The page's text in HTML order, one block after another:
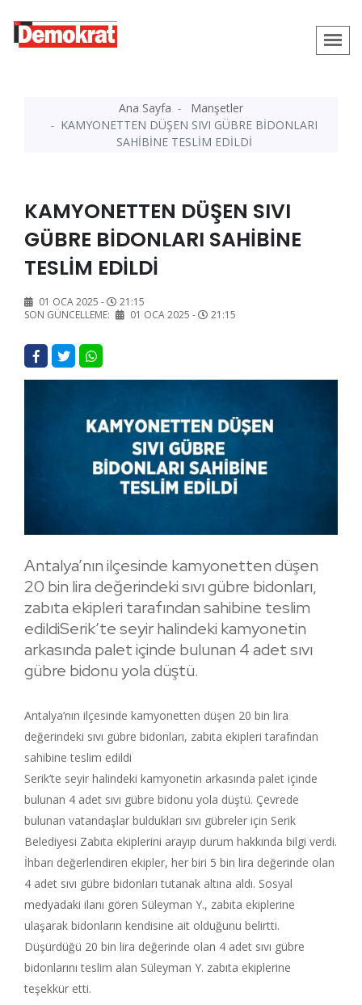
Ana Sayfa
Manşetler
KAMYONETTEN DÜŞEN SIVI GÜBRE BİDONLARI
SAHİBİNE TESLİM EDİLDİ
KAMYONETTEN DÜŞEN SIVI
GÜBRE BİDONLARI SAHİBİNE
TESLİM EDİLDİ
01 OCA 2025 -
21:15
SON GÜNCELLEME:
01 OCA 2025 - 21:15
Antalya’nın ilçesinde kamyonetten düşen
20 bin lira değerindeki sıvı gübre bidonları,
zabıta ekipleri tarafından sahibine teslim
edildiSerik’te seyir halindeki kamyonetin
arkasında palet içinde bulunan 4 adet sıvı
gübre bidonu yola düştü.
Antalya’nın ilçesinde kamyonetten düşen 20 bin lira
değerindeki sıvı gübre bidonları, zabıta ekipleri tarafından
sahibine teslim edildi
Serik’te seyir halindeki kamyonetin arkasında palet içinde
bulunan 4 adet sıvı gübre bidonu yola düştü. Çevrede
bulunan vatandaşlar buldukları sıvı gübreler için Serik
Belediyesi Zabıta ekiplerini arayıp durum hakkında bilgi verdi.
İhbarı değerlendiren ekipler, her biri 5 bin lira değerinde olan
4 adet sıvı gübre bidonları tutanak altına aldı. Sosyal
medyadaki ilanı gören Süleyman Y., zabıta ekiplerine
ulaşarak bidonların kendisine ait olduğunu belirtti.
Düşürdüğü 20 bin lira değerinde olan 4 adet sıvı gübre
bidonlarını teslim alan Süleyman Y. zabıta ekiplerine
teşekkür etti.